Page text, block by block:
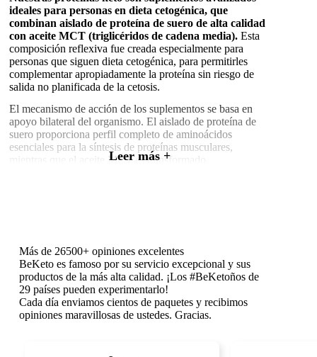
ideales para personas en dieta cetogénica, que
combinan aislado de proteína de suero de alta calidad
con aceite MCT (triglicéridos de cadena media). Esta
composición reflexiva fue creada especialmente para
personas que siguen dieta cetogénica, para permitirles
complementar apropiadamente la proteína sin riesgo de
salida no planificada de la cetosis.
El mecanismo de acción de los suplementos se basa en
apoyo bilateral del organismo. El aislado de proteína de
suero proporciona perfil completo de aminoácidos
esenciales para la síntesis de proteínas musculares,
mientras que el aceite MCT es transformado
la apoyan activamente proporcionando cetonas
adicionales al organismo. Esto hace que puedas
complementar de forma segura la necesidad diaria de
proteína sin preocuparte por su impacto en el estado
metabólico.
Composición y mecanismo de acción de la
Leer más +
Más de 26500+ opiniones excelentes
BeKeto es famoso por su servicio excepcional y sus
productos de la más alta calidad. ¡Los #BeKetoños de
29 países pueden experimentarlo!
Cada día enviamos cientos de paquetes y recibimos
opiniones maravillosas de ustedes. Gracias.